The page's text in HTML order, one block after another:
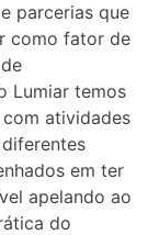
parcerias que
como fator de
Lumiar temos
atividades
em ter
apelando ao
do